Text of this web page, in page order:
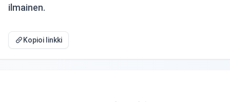
ilmainen.
Kopioi linkki